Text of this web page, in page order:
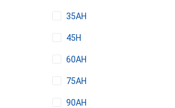
35AH
45H
60AH
75AH
90AH